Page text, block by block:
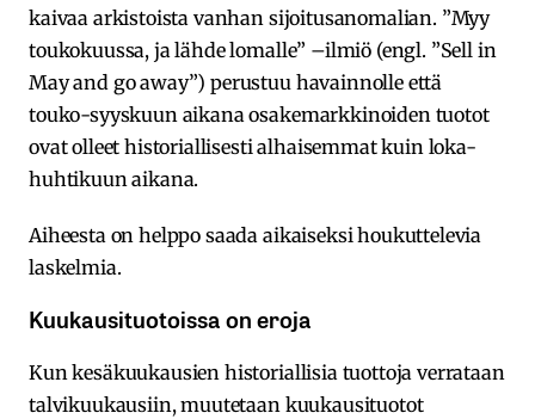
kaivaa arkistoista vanhan sijoitusanomalian. ”Myy
toukokuussa, ja lähde lomalle” –ilmiö (engl. ”Sell in
May and go away”) perustuu havainnolle että
touko-syyskuun aikana osakemarkkinoiden tuotot
ovat olleet historiallisesti alhaisemmat kuin loka-
huhtikuun aikana.
Aiheesta on helppo saada aikaiseksi houkuttelevia
laskelmia.
Kuukausituotoissa on eroja
Kun kesäkuukausien historiallisia tuottoja verrataan
talvikuukausiin, muutetaan kuukausituotot